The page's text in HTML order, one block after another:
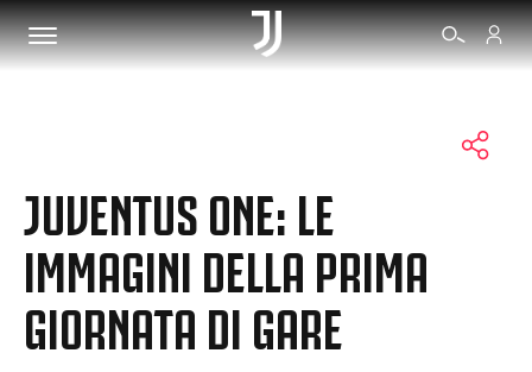
BIGLIETTI
SHOP
BIANCONERI
JUVENTUS ONE: LE
IMMAGINI DELLA PRIMA
GIORNATA DI GARE